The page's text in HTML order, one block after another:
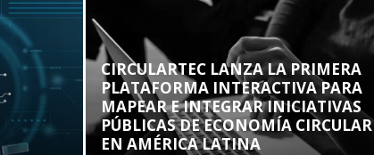
CIRCULARTEC LANZA LA PRIMERA
PLATAFORMA INTERACTIVA PARA
MAPEAR E INTEGRAR INICIATIVAS
PÚBLICAS DE ECONOMÍA CIRCULAR
EN AMÉRICA LATINA